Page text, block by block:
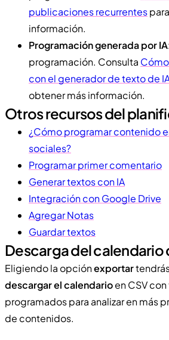
publicaciones recurrentes
información.
Programación generada por IA
programación. Consulta
con el generador de texto de
obtener más información.
Otros recursos del
¿Cómo programar contenido
sociales?
Programar primer comentario
Generar textos con IA
Integración con Google Drive
Agregar Notas
Guardar textos
Descarga del
Eligiendo la opciónexportar
descargar el calendarioen CSV
programados para analizar en más
de contenidos.